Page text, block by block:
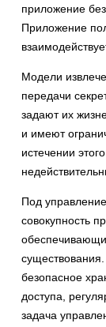
приложение
Приложение
Модели
передачи
задают их
и имеют
истечении
Под
совокупность
существования.
безопасное
доступа,
задача